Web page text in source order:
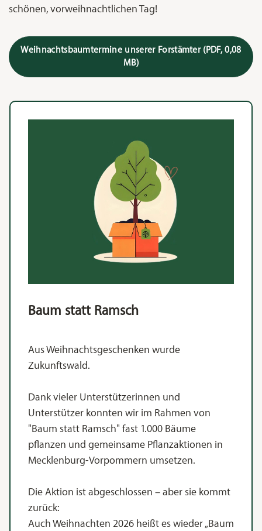
schönen, vorweihnachtlichen Tag!
Weihnachtsbaumtermine unserer Forstämter(PDF, 0,08
MB)
Baum statt Ramsch
Aus Weihnachtsgeschenken wurde
Zukunftswald.
Dank vieler Unterstützerinnen und
Unterstützer konnten wir im Rahmen von
"Baum statt Ramsch" fast 1.000 Bäume
pflanzen und gemeinsame Pflanzaktionen in
Mecklenburg-Vorpommern umsetzen.
Die Aktion ist abgeschlossen – aber sie kommt
zurück:
Auch Weihnachten 2026 heißt es wieder „Baum